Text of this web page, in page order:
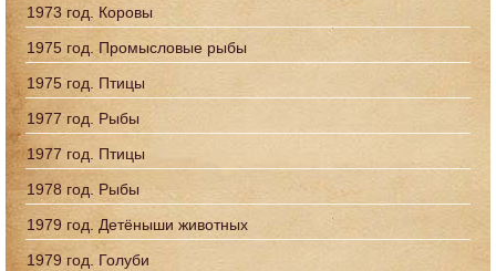
1973 год. Коровы
1975 год. Промысловые рыбы
1975 год. Птицы
1977 год. Рыбы
1977 год. Птицы
1978 год. Рыбы
1979 год. Детёныши животных
1979 год. Голуби